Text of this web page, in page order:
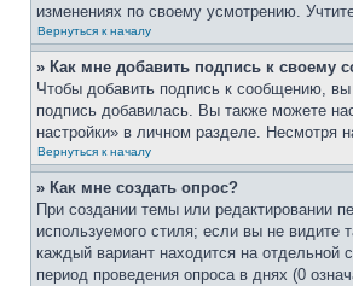
изменениях по своему усмотрению.
Вернуться к началу
» Как мне добавить подпись к своему
Чтобы добавить подпись к сообщению,
подпись добавилась. Вы также можете
настройки» в личном разделе. Несмотря
Вернуться к началу
» Как мне создать опрос?
При создании темы или редактировании
используемого стиля; если вы не
каждый вариант находится на отдельной
период проведения опроса в днях (0